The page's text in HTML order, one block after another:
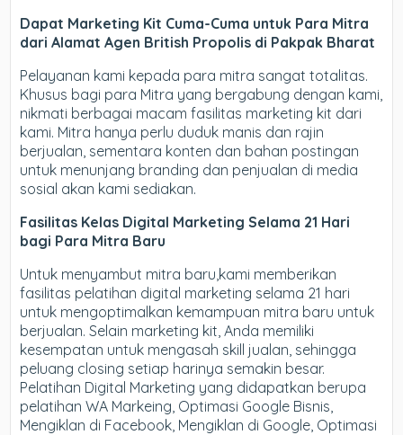
Dapat Marketing Kit Cuma-Cuma untuk Para Mitra
dari Alamat Agen British Propolis di Pakpak Bharat
Pelayanan kami kepada para mitra sangat totalitas.
Khusus bagi para Mitra yang bergabung dengan kami,
nikmati berbagai macam fasilitas marketing kit dari
kami. Mitra hanya perlu duduk manis dan rajin
berjualan, sementara konten dan bahan postingan
untuk menunjang branding dan penjualan di media
sosial akan kami sediakan.
Fasilitas Kelas Digital Marketing Selama 21 Hari
bagi Para Mitra Baru
Untuk menyambut mitra baru,kami memberikan
fasilitas pelatihan digital marketing selama 21 hari
untuk mengoptimalkan kemampuan mitra baru untuk
berjualan. Selain marketing kit, Anda memiliki
kesempatan untuk mengasah skill jualan, sehingga
peluang closing setiap harinya semakin besar.
Pelatihan Digital Marketing yang didapatkan berupa
pelatihan WA Markeing, Optimasi Google Bisnis,
Mengiklan di Facebook, Mengiklan di Google, Optimasi